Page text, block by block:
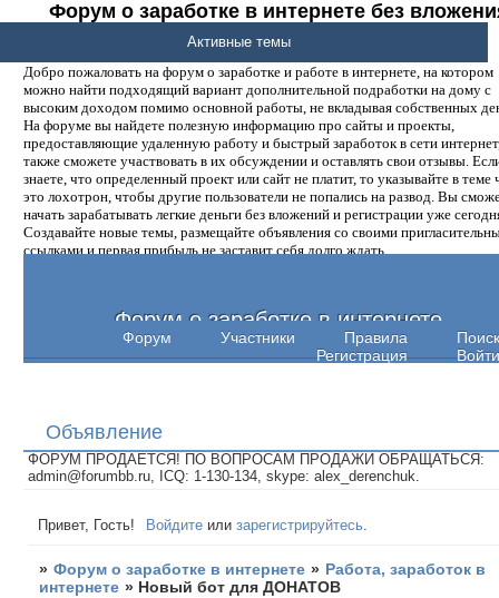
Форум о заработке в интернете без
денег.
Добро пожаловать на форум о заработке и работе в интернете, на котором
можно найти подходящий вариант дополнительной подработки на дому с
высоким доходом помимо основной работы, не вкладывая собственных
На форуме вы найдете полезную информацию про сайты и проекты,
предоставляющие удаленную работу и быстрый заработок в сети
также сможете участвовать в их обсуждении и оставлять свои отзывы.
знаете, что определенный проект или сайт не платит, то указывайте в теме
это лохотрон, чтобы другие пользователи не попались на развод. Вы
начать зарабатывать легкие деньги без вложений и регистрации уже
Создавайте новые темы, размещайте объявления со своими
ссылками и первая прибыль не заставит себя долго ждать.
Форум о заработке в интернете
Форум Участники Правила
Поиск
Регистрация
Войти
Активные темы
Объявление
ФОРУМ ПРОДАЕТСЯ! ПО ВОПРОСАМ ПРОДАЖИ ОБРАЩАТЬСЯ:
admin@forumbb.ru, ICQ: 1-130-134, skype: alex_derenchuk.
Привет, Гость! Войдите илизарегистрируйтесь
» Форум о заработке в интернете » Работа, заработок в
интернете » Новый бот для ДОНАТОВ